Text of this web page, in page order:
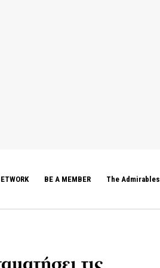
BE A MEMBER The Admirables